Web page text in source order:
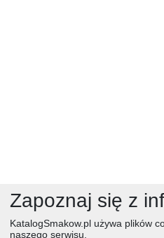
Zapoznaj się z
KatalogSmakow.pl używa plików
naszego serwisu.